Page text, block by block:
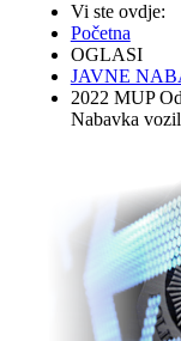
Vi ste ovdje:
Početna
OGLASI
JAVNE
2022 MUP
Nabavka